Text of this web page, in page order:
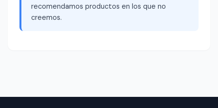
recomendamos productos en los que no
creemos.